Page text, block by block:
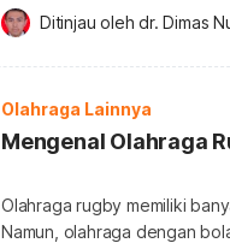
Memahami pace bisa jadi
jauh bagaimana cara
dalam lari? Pace dalam
Ditinjau oleh dr. Dimas
Olahraga Lainnya
Mengenal Olahraga
Olahraga rugby memiliki
Namun, olahraga dengan